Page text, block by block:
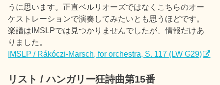
うに思います。正直ベルリオーズではなくこちらのオー
ケストレーションで演奏してみたいとも思うほどです。
楽譜はIMSLPでは見つかりませんでしたが、情報だけあ
りました。
IMSLP / Rákóczi-Marsch, for orchestra, S. 117 (LW G29)
リスト / ハンガリー狂詩曲第15番